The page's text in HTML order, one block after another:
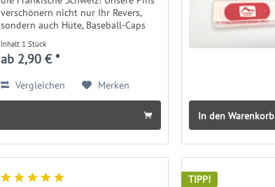
verschönern nicht nur Ihr Revers,
sondern auch Hüte, Baseball-Caps
sind sie gut zu tragen ;) Den Pin gibt
es in rot oder antik...
Inhalt 1 Stück
ab 2,90 € *
Vergleichen Merken
In den Warenkorb
TIPP!